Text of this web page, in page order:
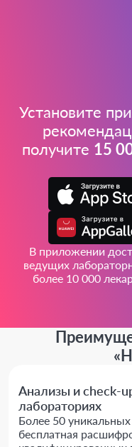
Установите
получите 15
В приложении
ведущих
более 10 000
Анализы и check-
лабораториях
Более 50
бесплатная